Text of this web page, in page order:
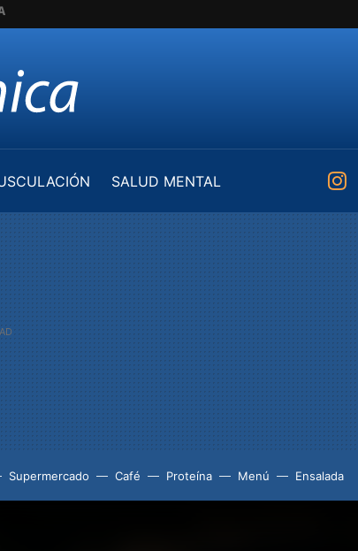
SALUD MENTAL
Supermercado Café Proteína Menú Ensalada